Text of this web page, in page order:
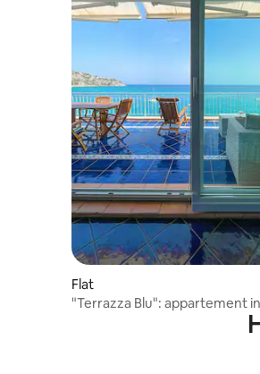
Flat
"Terrazza Blu": appartement